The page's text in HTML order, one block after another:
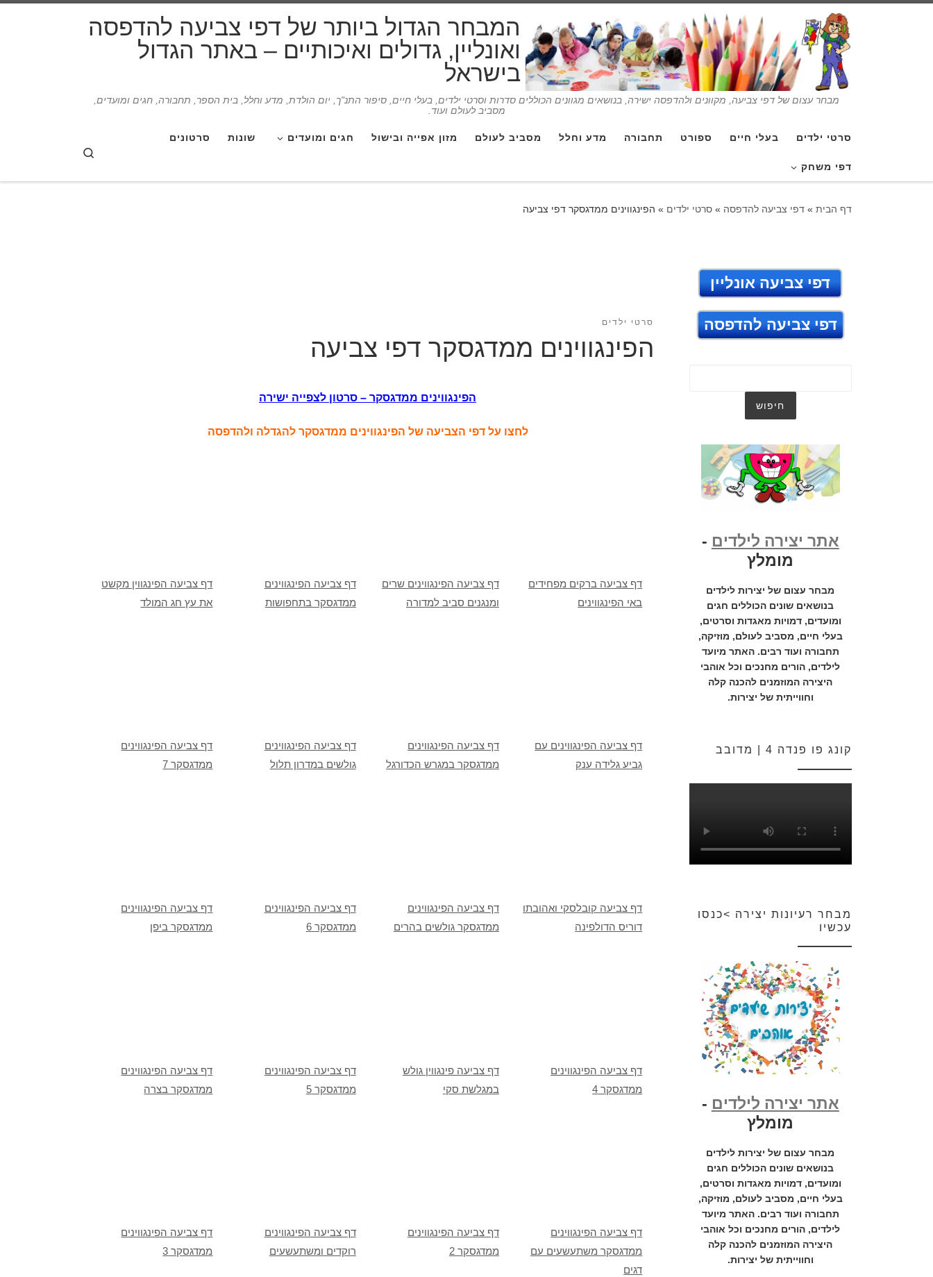
המבחר הגדול ביותר של דפי צביעה להדפסה
ואונליין, גדולים ואיכותיים – באתר הגדול
בישראל
מבחר עצום של דפי צביעה, מקוונים ולהדפסה ישירה, בנושאים מגוונים הכוללים סדרות וסרטי ילדים, בעלי חיים, סיפור התנ"ך, יום הולדת, מדע וחלל, בית הספר, תחבורה, חגים ומועדים,
מסביב לעולם ועוד.
סרטי ילדים בעלי חיים ספורט תחבורה מדע וחלל מסביב לעולם מזון אפייה ובישול חגים ומועדים שונות סרטונים
דפי משחק
דף הבית » דפי צביעה להדפסה » סרטי ילדים » הפינגווינים ממדגסקר דפי צביעה
סרטי ילדים
הפינגווינים ממדגסקר דפי צביעה
הפינגווינים ממדגסקר – סרטון לצפייה ישירה
לחצו על דפי הצביעה של הפינגווינים ממדגסקר להגדלה ולהדפסה
דף צביעה הפינגווין מקשט
את עץ חג המולד
דף צביעה הפינגווינים
ממדגסקר בתחפושות
דף צביעה הפינגווינים שרים
ומנגנים סביב למדורה
דף צביעה ברקים מפחידים
באי הפינגווינים
דף צביעה הפינגווינים
ממדגסקר 7
דף צביעה הפינגווינים
גולשים במדרון תלול
דף צביעה הפינגווינים
ממדגסקר במגרש הכדורגל
דף צביעה הפינגווינים עם
גביע גלידה ענק
דף צביעה הפינגווינים
ממדגסקר ביפן
דף צביעה הפינגווינים
ממדגסקר 6
דף צביעה הפינגווינים
ממדגסקר גולשים בהרים
דף צביעה קובלסקי ואהובתו
דוריס הדולפינה
דף צביעה הפינגווינים
ממדגסקר בצרה
דף צביעה הפינגווינים
ממדגסקר 5
דף צביעה פינגווין גולש
במגלשת סקי
דף צביעה הפינגווינים
ממדגסקר 4
דף צביעה הפינגווינים
ממדגסקר 3
דף צביעה הפינגווינים
רוקדים ומשתעשעים
דף צביעה הפינגווינים
ממדגסקר 2
דף צביעה הפינגווינים
ממדגסקר משתעשעים עם
דגים
דפי צביעה אונליין
דפי צביעה להדפסה
אתר יצירה לילדים -
מומלץ
מבחר עצום של יצירות לילדים
בנושאים שונים הכוללים חגים
ומועדים, דמויות מאגדות וסרטים,
בעלי חיים, מסביב לעולם, מוזיקה,
תחבורה ועוד רבים. האתר מיועד
לילדים, הורים מחנכים וכל אוהבי
היצירה המוזמנים להכנה קלה
וחווייתית של יצירות.
קונג פו פנדה 4 | מדובב
מבחר רעיונות יצירה >כנסו
עכשיו
אתר יצירה לילדים -
מומלץ
מבחר עצום של יצירות לילדים
בנושאים שונים הכוללים חגים
ומועדים, דמויות מאגדות וסרטים,
בעלי חיים, מסביב לעולם, מוזיקה,
תחבורה ועוד רבים. האתר מיועד
לילדים, הורים מחנכים וכל אוהבי
היצירה המוזמנים להכנה קלה
וחווייתית של יצירות.